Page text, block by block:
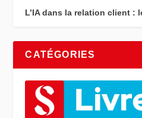
L’IA dans la relation client :
CATÉGORIES